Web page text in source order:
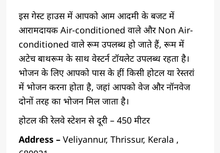
इस गेस्ट हाउस में आपको आम आदमी के बजट में
आरामदायक Air-conditioned वाले और Non Air-
conditioned वाले रूम उपलब्ध हो जाते हैं, रूम में
अटेच बाथरूम के साथ वेस्टर्न टॉयलेट उपलब्ध रहता है।
भोजन के लिए आपको पास के हीं किसी होटल या रेस्तरां
में भोजन करना होता है, जहां आपको वेज और नॉनवेज
दोनों तरह का भोजन मिल जाता है।
होटल की रेलवे स्टेशन से दूरी – 450 मीटर
Address –Veliyannur, Thrissur, Kerala ,